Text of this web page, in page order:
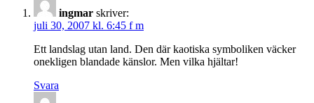
ingmar skriver:
juli 30, 2007 kl. 6:45 f m
Ett landslag utan land. Den där kaotiska symboliken väcker
onekligen blandade känslor. Men vilka hjältar!
Svara